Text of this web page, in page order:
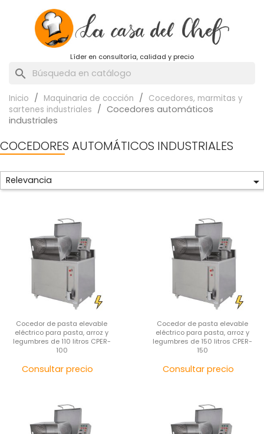
Líder en consultoría, calidad y precio
search
Inicio Maquinaria de cocción
Cocedores, marmitas y
sartenes industriales
Cocedores automáticos
industriales
COCEDORES AUTOMÁTICOS INDUSTRIALES
Relevancia 
Cocedor de pasta elevable
eléctrico para pasta, arroz y
legumbres de 110 litros CPER-
100
Consultar precio
Cocedor de pasta elevable
eléctrico para pasta, arroz y
legumbres de 150 litros CPER-
150
Consultar precio